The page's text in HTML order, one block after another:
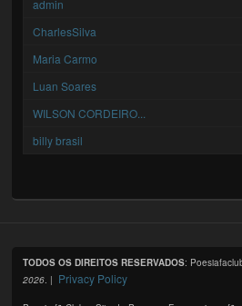
admin
CharlesSilva
Maria Carmo
Luan Soares
WILSON CORDEIRO...
billy brasil
TODOS OS DIREITOS RESERVADOS:
2026. | Privacy Policy